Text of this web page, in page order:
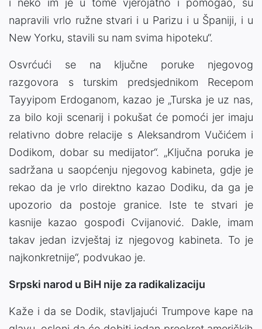
i neko im je u tome vjerojatno i pomogao, su
napravili vrlo ružne stvari i u Parizu i u Španiji, i u
New Yorku, stavili su nam svima hipoteku“.
Osvrćući se na ključne poruke njegovog
razgovora s turskim predsjednikom Recepom
Tayyipom Erdoganom, kazao je „Turska je uz nas,
za bilo koji scenarij i pokušat će pomoći jer imaju
relativno dobre relacije s Aleksandrom Vučićem i
Dodikom, dobar su medijator“. „Ključna poruka je
sadržana u saopćenju njegovog kabineta, gdje je
rekao da je vrlo direktno kazao Dodiku, da ga je
upozorio da postoje granice. Iste te stvari je
kasnije kazao gospođi Cvijanović. Dakle, imam
takav jedan izvještaj iz njegovog kabineta. To je
najkonkretnije“, podvukao je.
Srpski narod u BiH nije za radikalizaciju
Kaže i da se Dodik, stavljajući Trumpove kape na